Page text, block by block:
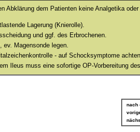
Abklärung dem Patienten keine Analgetika
Lagerung (Knierolle).
und ggf. des Erbrochenen.
ev. Magensonde legen.
- auf Schocksymptome
Ileus muss eine sofortige OP-Vorbereitung
nach